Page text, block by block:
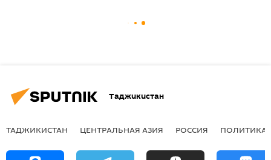
Таджикистан
ТАДЖИКИСТАН ЦЕНТРАЛЬНАЯ АЗИЯ РОССИЯ ПОЛИТИКА